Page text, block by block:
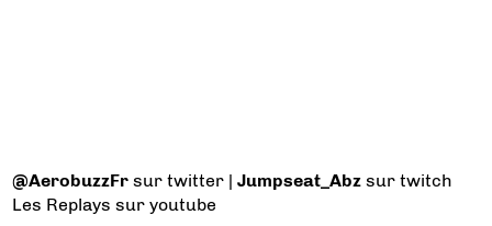
@AerobuzzFr sur twitter |Jumpseat_Abz sur twitch
Les Replays sur youtube